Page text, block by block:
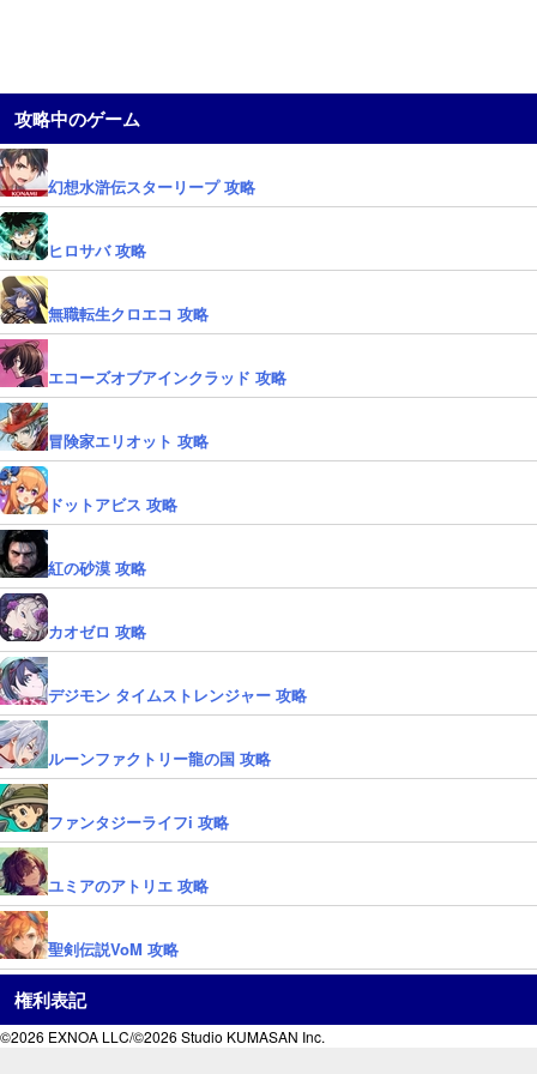
攻略中のゲーム
幻想水滸伝スターリープ 攻略
ヒロサバ 攻略
無職転生クロエコ 攻略
エコーズオブアインクラッド 攻略
冒険家エリオット 攻略
ドットアビス 攻略
紅の砂漠 攻略
カオゼロ 攻略
デジモン タイムストレンジャー 攻略
ルーンファクトリー龍の国 攻略
ファンタジーライフi 攻略
ユミアのアトリエ 攻略
聖剣伝説VoM 攻略
権利表記
©2026 EXNOA LLC/©2026 Studio KUMASAN Inc.